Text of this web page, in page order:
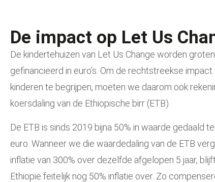
De impact op Let Us
De kindertehuizen van Let Us Change worden
gefinancieerd in euro’s. Om de rechtstreekse impact
kinderen te begrijpen, moeten we daarom ook
koersdaling van de Ethiopische birr (ETB)
De ETB is sinds 2019 bijna 50% in waarde gedaald
euro. Wanneer we die waardedaling van de ETB
inflatie van 300% over dezelfde afgelopen 5 jaar,
Ethiopië feitelijk nog 50% inflatie over. Zo